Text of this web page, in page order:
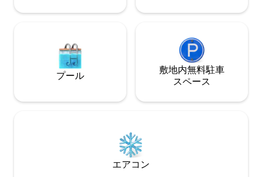
プール
敷地内無料駐⁠車
ス⁠ペ⁠ー⁠ス
エアコン